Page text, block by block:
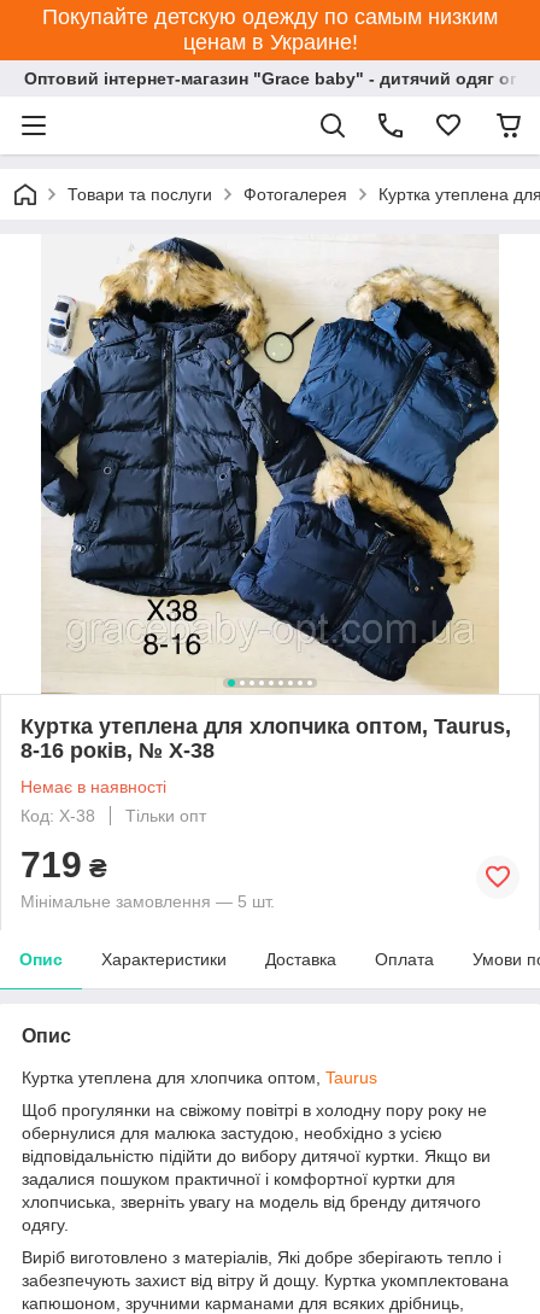
Покупайте детскую одежду по самым низким
ценам в Украине!
Оптовий інтернет-магазин "Grace baby" - дитячий одяг
Товари та послуги Фотогалерея Куртка утеплена
Куртка утеплена для хлопчика оптом, Taurus,
8-16 років, № X-38
Немає в наявності
Код: X-38
Тільки опт
719 ₴
Мінімальне замовлення — 5 шт.
Опис Характеристики Доставка Оплата Умови
Опис
Куртка утеплена для хлопчика оптом, Taurus
Щоб прогулянки на свіжому повітрі в холодну пору року не
обернулися для малюка застудою, необхідно з усією
відповідальністю підійти до вибору дитячої куртки. Якщо ви
задалися пошуком практичної і комфортної куртки для
хлопчиська, зверніть увагу на модель від бренду дитячого
одягу.
Виріб виготовлено з матеріалів, Які добре зберігають тепло і
забезпечують захист від вітру й дощу. Куртка укомплектована
капюшоном, зручними карманами для всяких дрібниць,